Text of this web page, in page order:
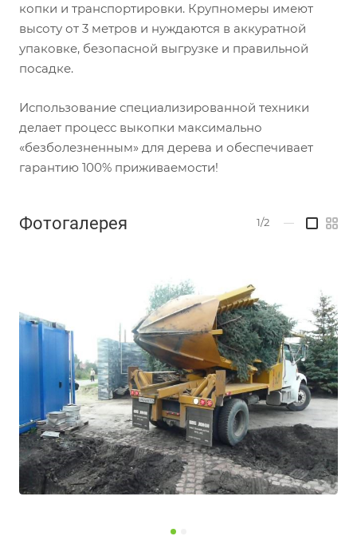
копки и транспортировки. Крупномеры имеют
высоту от 3 метров и нуждаются в аккуратной
упаковке, безопасной выгрузке и правильной
посадке.
Использование специализированной техники
делает процесс выкопки максимально
«безболезненным» для дерева и обеспечивает
гарантию 100% приживаемости!
Фотогалерея 1/2 —